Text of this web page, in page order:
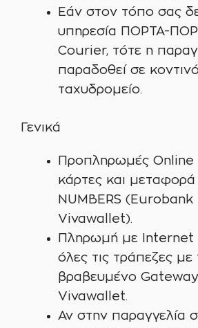
Εάν στον τόπο σας
υπηρεσία ΠΟΡΤΑ-
Courier, τότε η
παραδοθεί σε
ταχυδρομείο.
Γενικά
Προπληρωμές Online
κάρτες και
NUMBERS (Eurobank
Vivawallet).
Πληρωμή με Internet
όλες τις τράπεζες με
βραβευμένο Gateway
Vivawallet.
Αν στην παραγγελία